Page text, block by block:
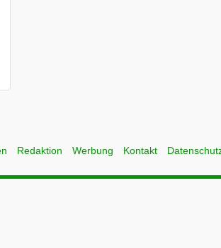
Redaktion Werbung Kontakt